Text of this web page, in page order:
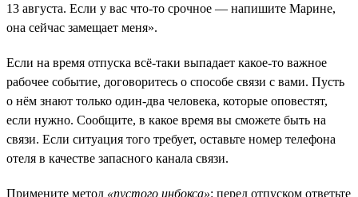
13 августа. Если у вас что-то срочное — напишите Марине,
она сейчас замещает меня».
Если на время отпуска всё-таки выпадает какое-то важное
рабочее событие, договоритесь о способе связи с вами. Пусть
о нём знают только один-два человека, которые оповестят,
если нужно. Сообщите, в какое время вы сможете быть на
связи. Если ситуация того требует, оставьте номер телефона
отеля в качестве запасного канала связи.
Примените метод «пустого инбокса»: перед отпуском ответьте